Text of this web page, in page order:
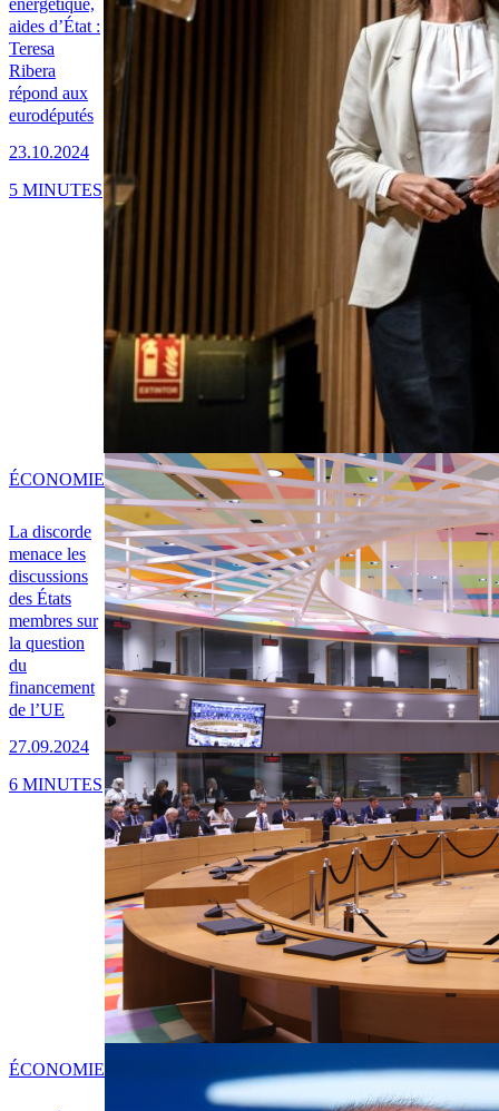
énergétique,
aides d’État :
Teresa
Ribera
répond aux
eurodéputés
23.10.2024
5 MINUTES
La discorde
menace les
discussions
des États
membres sur
la question
du
financement
de l’UE
27.09.2024
ÉCONOMIE
6 MINUTES
ÉCONOMIE